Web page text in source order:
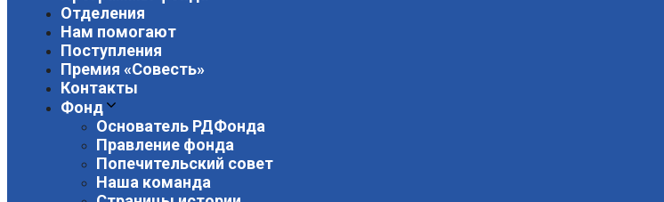
Отделения
Нам помогают
Поступления
Премия «Совесть»
Контакты
Фонд
Основатель РДФонда
Правление фонда
Попечительский совет
Наша команда